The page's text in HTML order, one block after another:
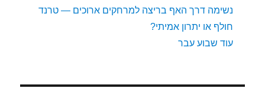
נשימה דרך האף בריצה למרחקים ארוכים — טרנד
חולף או יתרון אמיתי?
עוד שבוע עבר